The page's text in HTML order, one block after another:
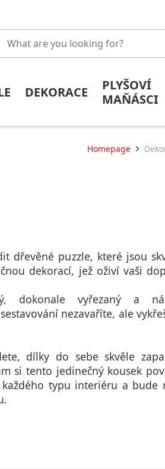
DEKORACE
PLYŠOVÍ
MAŇÁSCI
Homepage
dřevěné puzzle, které jsou
dekorací, jež oživí vaši
dokonale vyřezaný a
nezavaříte, ale
dílky do sebe skvěle
si tento jedinečný kousek
typu interiéru a bude